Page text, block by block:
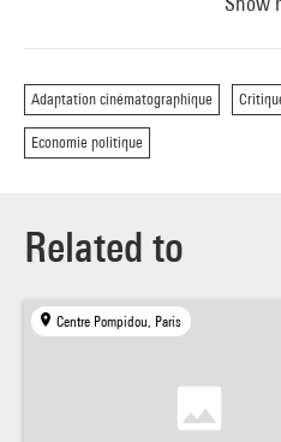
présence du cinéaste.
En collaboration avec le
Adaptation cinématographique
Economie politique
Related to
Centre Pompidou, Paris